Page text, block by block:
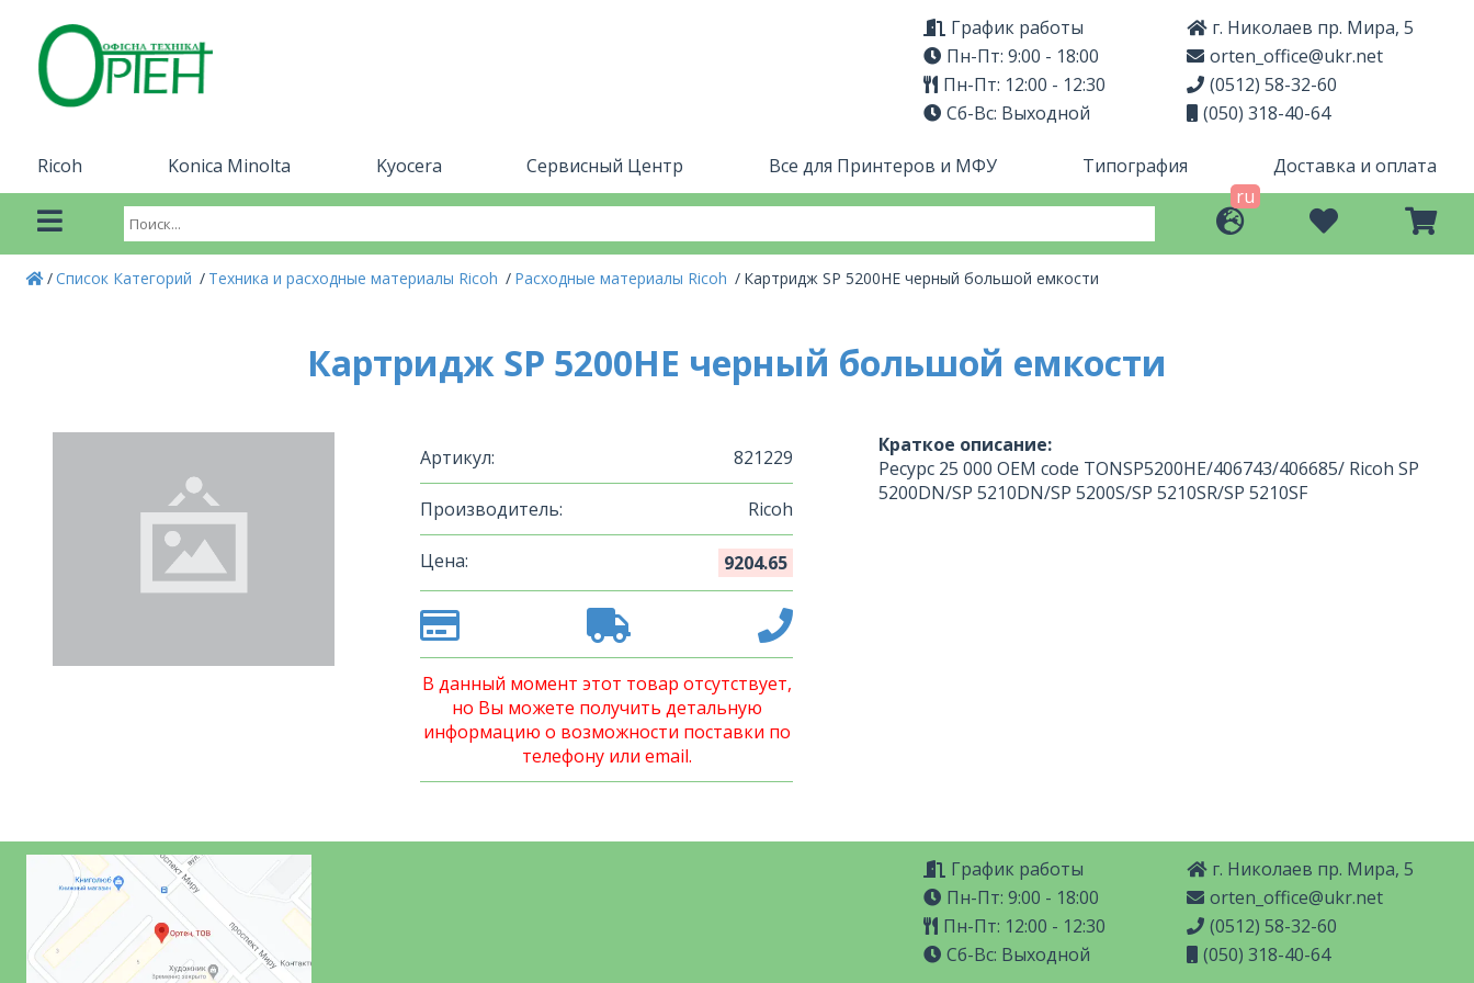
График работы
Пн-Пт: 9:00 - 18:00
Пн-Пт: 12:00 - 12:30
Сб-Вс: Выходной
г. Николаев пр. Мира, 5
orten_office@ukr.net
(0512) 58-32-60
(050) 318-40-64
Ricoh Konica Minolta Kyocera Сервисный Центр Все для Принтеров и МФУ Типография
Доставка и оплата
ru
Список Категорий Техника и расходные материалы Ricoh Расходные материалы Ricoh Картридж SP 5200HE черный большой емкости
Картридж SP 5200HE черный большой емкости
Артикул: 821229
Производитель: Ricoh
Цена: 9204.65
В данный момент этот товар отсутствует,
но Вы можете получить детальную
информацию о возможности поставки по
телефону или email.
Краткое описание:
Ресурс 25 000 OEM code TONSP5200HE/406743/406685/ Ricoh SP
5200DN/SP 5210DN/SP 5200S/SP 5210SR/SP 5210SF
График работы
Пн-Пт: 9:00 - 18:00
Пн-Пт: 12:00 - 12:30
Сб-Вс: Выходной
г. Николаев пр. Мира, 5
orten_office@ukr.net
(0512) 58-32-60
(050) 318-40-64